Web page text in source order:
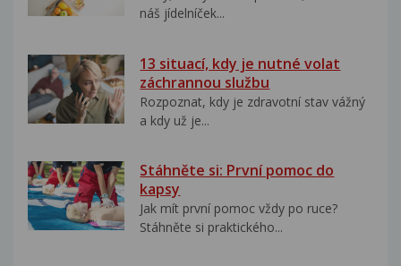
náš jídelníček...
13 situací, kdy je nutné volat
záchrannou službu
Rozpoznat, kdy je zdravotní stav vážný
a kdy už je...
Stáhněte si: První pomoc do
kapsy
Jak mít první pomoc vždy po ruce?
Stáhněte si praktického...